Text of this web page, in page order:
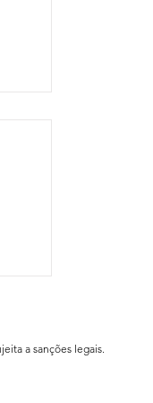
a sanções legais.